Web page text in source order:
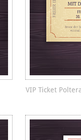
VIP Ticket